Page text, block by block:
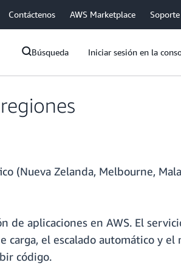
Contáctenos AWS Marketplace Soporte
Búsqueda Iniciar sesión en la
(Nueva Zelanda, Melbourne,
de aplicaciones en AWS. El
el escalado automático y
código.